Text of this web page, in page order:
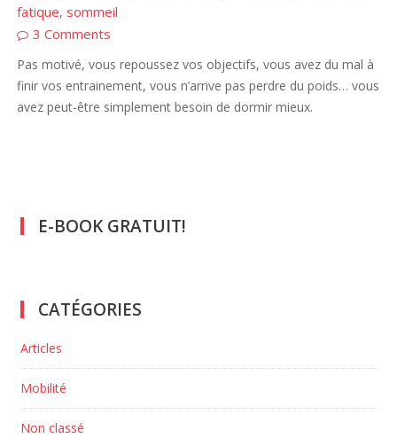
fatique,sommeil
3 Comments
Pas motivé, vous repoussez vos objectifs, vous avez du mal à
finir vos entrainement, vous n’arrive pas perdre du poids… vous
avez peut-être simplement besoin de dormir mieux.
E-BOOK GRATUIT!
CATÉGORIES
Articles
Mobilité
Non classé